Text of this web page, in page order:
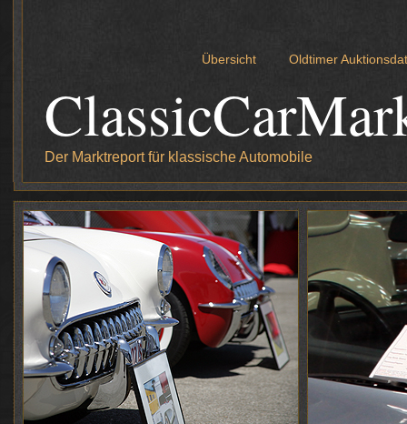
Übersicht Oldtimer
Der Marktreport für klassische Automobile